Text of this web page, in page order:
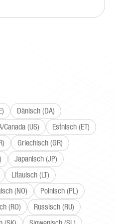
Dänisch (DA)
Canada (US)
Estnisch (ET)
Griechisch (GR)
Japanisch (JP)
Litauisch (LT)
(NO)
Polnisch (PL)
(RO)
Russisch (RU)